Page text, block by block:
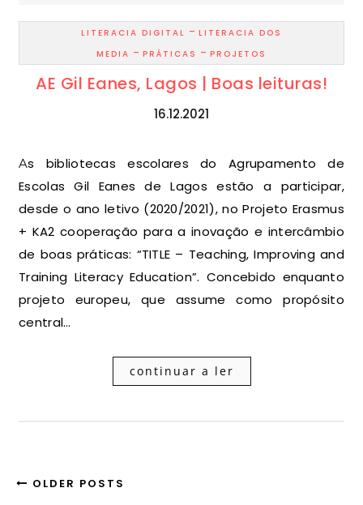
LITERACIA DIGITAL - LITERACIA DOS
MEDIA - PRÁTICAS - PROJETOS
AE Gil Eanes, Lagos | Boas leituras!
16.12.2021
As bibliotecas escolares do Agrupamento de
Escolas Gil Eanes de Lagos estão a participar,
desde o ano letivo (2020/2021), no Projeto Erasmus
+ KA2 cooperação para a inovação e intercâmbio
de boas práticas: “TITLE – Teaching, Improving and
Training Literacy Education”. Concebido enquanto
projeto europeu, que assume como propósito
central…
continuar a ler
OLDER POSTS